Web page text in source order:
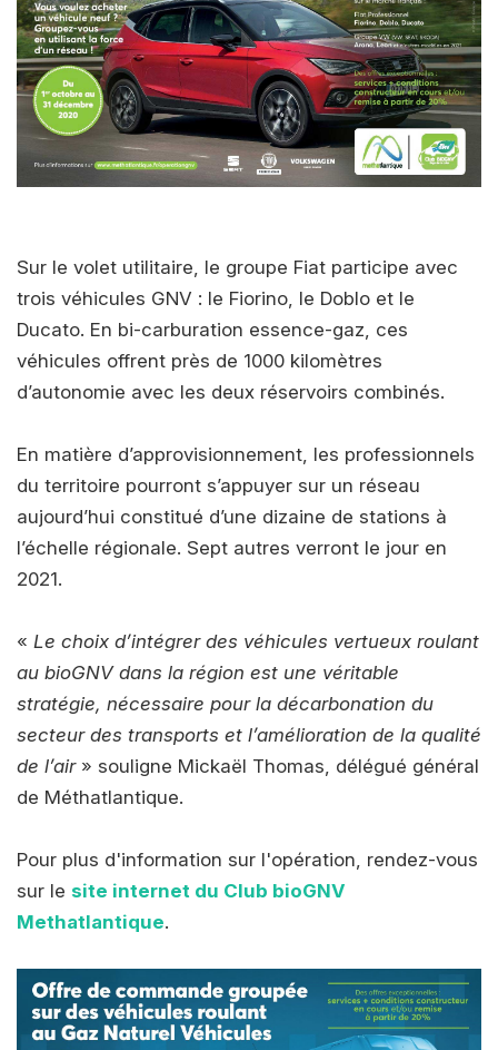
Sur le volet utilitaire, le groupe Fiat participe avec
trois véhicules GNV : le Fiorino, le Doblo et le
Ducato. En bi-carburation essence-gaz, ces
véhicules offrent près de 1000 kilomètres
d’autonomie avec les deux réservoirs combinés.
En matière d’approvisionnement, les professionnels
du territoire pourront s’appuyer sur un réseau
aujourd’hui constitué d’une dizaine de stations à
l’échelle régionale. Sept autres verront le jour en
2021.
« Le choix d’intégrer des véhicules vertueux roulant
au bioGNV dans la région est une véritable
stratégie, nécessaire pour la décarbonation du
secteur des transports et l’amélioration de la qualité
de l’air» souligne Mickaël Thomas, délégué général
de Méthatlantique.
Pour plus d'information sur l'opération, rendez-vous
sur le site internet du Club bioGNV
Methatlantique.